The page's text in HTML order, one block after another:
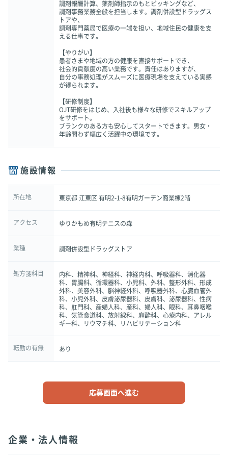
調剤報酬計算、薬剤師指示のもとピッキングなど、
調剤事務業務全般を担当します。調剤併設型ドラッグス
トアや、
調剤専門薬局で医療の一端を担い、地域住民の健康を支
える仕事です。
【やりがい】
患者さまや地域の方の健康を直接サポートでき、
社会的貢献度の高い業務です。責任はありますが、
自分の事務処理がスムーズに医療現場を支えている実感
が得られます。
【研修制度】
OJT研修をはじめ、入社後も様々な研修でスキルアップ
をサポート。
ブランクのある方も安心してスタートできます。男女・
年齢問わず幅広く活躍中の環境です。
施設情報
所在地 東京都 江東区 有明2-1-8有明ガーデン商業棟2階
アクセス ゆりかもめ有明テニスの森
業種 調剤併設型ドラッグストア
処方箋科目
内科、精神科、神経科、神経内科、呼吸器科、消化器
科、胃腸科、循環器科、小児科、外科、整形外科、形成
外科、美容外科、脳神経外科、呼吸器外科、心臓血管外
科、小児外科、皮膚泌尿器科、皮膚科、泌尿器科、性病
科、肛門科、産婦人科、産科、婦人科、眼科、耳鼻咽喉
科、気管食道科、放射線科、麻酔科、心療内科、アレル
ギー科、リウマチ科、リハビリテーション科
転勤の有無 あり
応募画面へ進む
企業・法人情報